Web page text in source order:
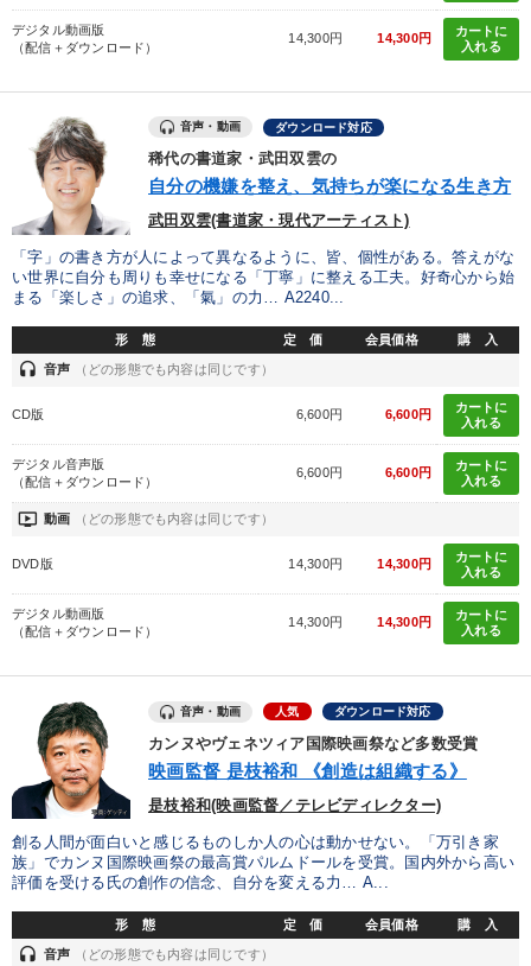
ondemand_video 経営音声・動画を探す refresh 更新する
全国経営者セミナー収録物以外の経営教材（全762タイトル）からお探
カテゴリー
社員が自律的に動き出す組織づくり 井上和弘の財務力UP
最新トレンドと時代の潮流を押さえる 【3月】音声・映像
148回夏季大会 歴史・古典に学ぶ実務講話
会社のパフォーマンスを高める講話 営業・社員研修
経営戦略・経営実務 大竹愼一書籍
目的別
組織を強化したい
経営を改善したい パフォーマンス向上
キーワード
プロ経営者 IT・デジタル活用 上場企業
プレゼン
デジタル動画版
（配信＋ダウンロード）
14,300円 14,300円
カートに
入れる
音声・動画 ダウンロード対応
稀代の書道家・武田双雲の
自分の機嫌を整え、気持ちが楽になる生き方
武田双雲(書道家・現代アーティスト)
「字」の書き方が人によって異なるように、皆、個性がある。答えがな
い世界に自分も周りも幸せになる「丁寧」に整える工夫。好奇心から始
まる「楽しさ」の追求、「氣」の力… A2240...
形 態 定 価 会員価格 購 入
headset 音声 （どの形態でも内容は同じです）
CD版 6,600円 6,600円
カートに
入れる
デジタル音声版
（配信＋ダウンロード）
6,600円 6,600円
カートに
入れる
ondemand_video 動画 （どの形態でも内容は同じです）
DVD版 14,300円 14,300円
カートに
入れる
デジタル動画版
（配信＋ダウンロード）
14,300円 14,300円
カートに
入れる
音声・動画 人気 ダウンロード対応
カンヌやヴェネツィア国際映画祭など多数受賞
映画監督 是枝裕和 《創造は組織する》
是枝裕和(映画監督／テレビディレクター)
創る人間が面白いと感じるものしか人の心は動かせない。「万引き家
族」でカンヌ国際映画祭の最高賞パルムドールを受賞。国内外から高い
評価を受ける氏の創作の信念、自分を変える力… A...
形 態 定 価 会員価格 購 入
headset 音声 （どの形態でも内容は同じです）